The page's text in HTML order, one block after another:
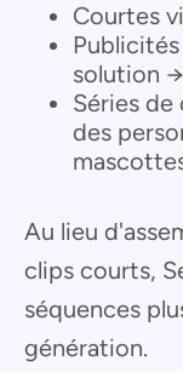
Courtes
solution
Séries
des
Au lieu
clips courts,
séquences
génération.